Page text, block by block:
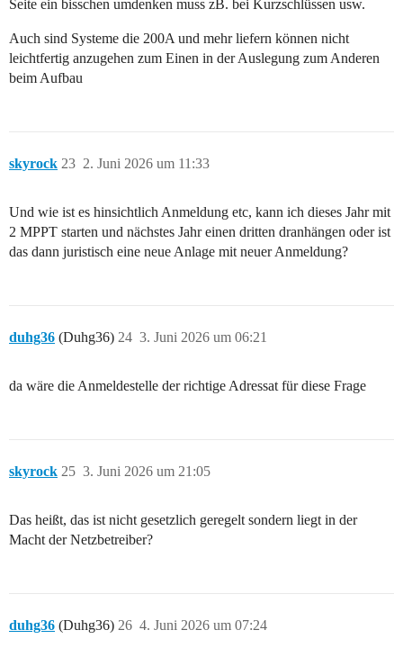
Seite ein bisschen umdenken muss zB. bei Kurzschlüssen usw.
Auch sind Systeme die 200A und mehr liefern können nicht
leichtfertig anzugehen zum Einen in der Auslegung zum Anderen
beim Aufbau
skyrock 2. Juni 2026 um 11:33
23
Und wie ist es hinsichtlich Anmeldung etc, kann ich dieses Jahr mit
2 MPPT starten und nächstes Jahr einen dritten dranhängen oder ist
das dann juristisch eine neue Anlage mit neuer Anmeldung?
duhg36 (Duhg36) 3. Juni 2026 um 06:21
24
da wäre die Anmeldestelle der richtige Adressat für diese Frage
skyrock 3. Juni 2026 um 21:05
25
Das heißt, das ist nicht gesetzlich geregelt sondern liegt in der
Macht der Netzbetreiber?
duhg36 (Duhg36) 4. Juni 2026 um 07:24
26